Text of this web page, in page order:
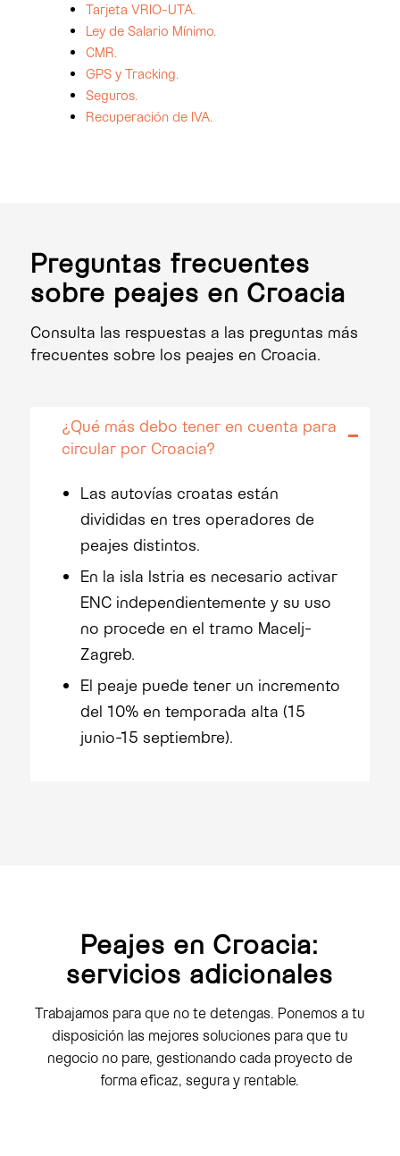
Tarjeta VRIO-UTA.
Ley de Salario Mínimo.
CMR.
GPS y Tracking.
Seguros.
Recuperación de IVA.
Preguntas frecuentes
sobre peajes en Croacia
Consulta las respuestas a las preguntas más
frecuentes sobre los peajes en Croacia.
¿Qué más debo tener en cuenta para
circular por Croacia?
Las autovías croatas están
divididas en tres operadores de
peajes distintos.
En la isla Istria es necesario activar
ENC independientemente y su uso
no procede en el tramo Macelj-
Zagreb.
El peaje puede tener un incremento
del 10% en temporada alta (15
junio-15 septiembre).
Peajes en Croacia:
servicios adicionales
Trabajamos para que no te detengas. Ponemos a tu
disposición las mejores soluciones para que tu
negocio no pare, gestionando cada proyecto de
forma eficaz, segura y rentable.